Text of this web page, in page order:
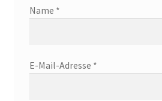
Name *
E-Mail-Adresse *